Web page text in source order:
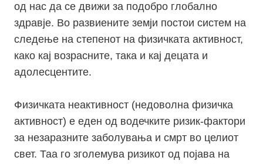
од нас да се движи за подобро глобално
здравје. Во развиените земји постои систем на
следење на степенот на физичката активност,
како кај возрасните, така и кај децата и
адолесцентите.
Физичката неактивност (недоволна физичка
активност) е еден од водечките ризик-фактори
за незаразните заболувања и смрт во целиот
свет. Таа го зголемува ризикот од појава на